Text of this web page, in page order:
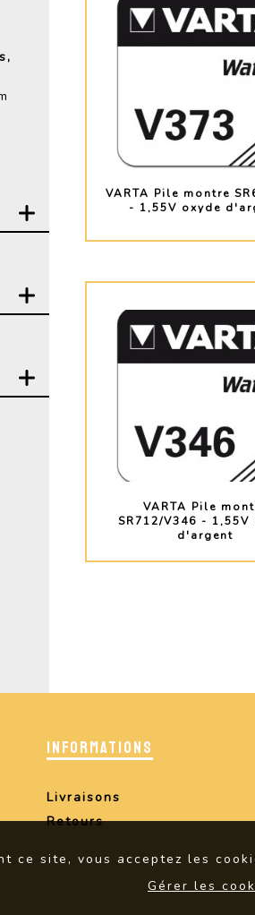
VARTA Pile montre
- 1,55V oxyde
VARTA Pile
SR712/V346 - 1,55V
d'argent
INFORMATIONS
Livraisons
Retours
ce site, vous acceptez les
Gérer les